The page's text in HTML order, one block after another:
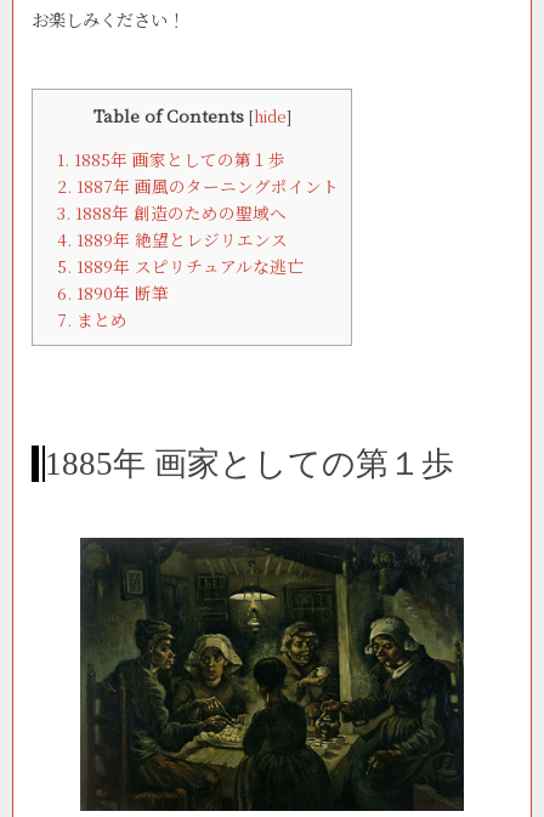
お楽しみください！
Table of Contents [hide]
1. 1885年 画家としての第１歩
2. 1887年 画風のターニングポイント
3. 1888年 創造のための聖域へ
4. 1889年 絶望とレジリエンス
5. 1889年 スピリチュアルな逃亡
6. 1890年 断筆
7. まとめ
1885年 画家としての第１歩